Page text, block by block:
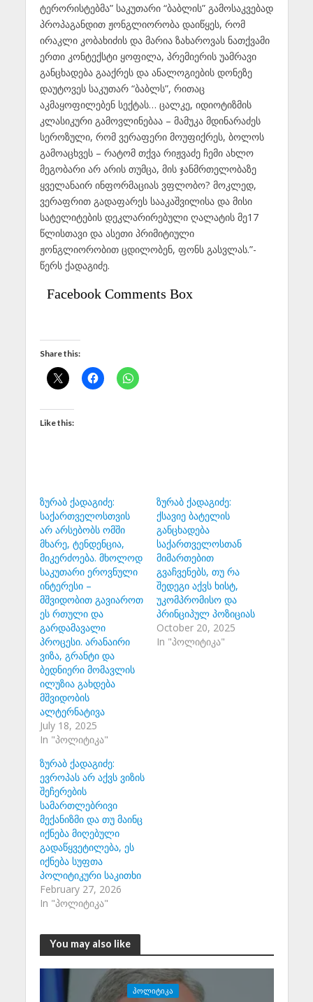
ტერორისტებმა” საკუთარი “ბაბლის” გამოსაკვებად
პროპაგანდით ჟონგლიორობა დაიწყეს, რომ
ირაკლი კობახიძის და მარია ზახაროვას ნათქვამი
ერთი კონტექსტი ყოფილა, პრემიერის უამრავი
განცხადება გააქრეს და ანალოგიების დონეზე
დაუტოვეს საკუთარ “ბაბლს”, რითაც
აკმაყოფილებენ სექტას… ცალკე, იდიოტიზმის
კლასიკური გამოვლინებაა – მამუკა მდინარაძეს
სეროზული, რომ ვერაფერი მოუფიქრეს, ბოლოს
გამოაცხვეს – რატომ თქვა რიჟვაძე ჩემი ახლო
მეგობარი არ არის თუმცა, მის ჯანმრთელობაზე
ყველანაირ ინფორმაციას ვფლობო? მოკლედ,
ვერაფრით გადაფარეს სააკაშვილისა და მისი
სატელიტების დეკლარირებული ღალატის მე17
წლისთავი და ასეთი პრიმიტიული
ჟონგლიორობით ცდილობენ, ფონს გასვლას.”-
წერს ქადაგიძე.
Facebook Comments Box
Share this:
Like this:
ზურაბ ქადაგიძე:
საქართველოსთვის
არ არსებობს ომში
მხარე, ტენდენცია,
მიკერძოება. მხოლოდ
საკუთარი ეროვნული
ინტერესი –
მშვიდობით გავიაროთ
ეს რთული და
გარდამავალი
პროცესი. არანაირი
ვიზა, გრანტი და
ბედნიერი მომავლის
ილუზია გახდება
მშვიდობის
ალტერნატივა
July 18, 2025
In "პოლიტიკა"
ზურაბ ქადაგიძე:
ქსავიე ბატელის
განცხადება
საქართველოსთან
მიმართებით
გვაჩვენებს, თუ რა
შედეგი აქვს ხისტ,
უკომპრომისო და
პრინციპულ პოზიციას
October 20, 2025
In "პოლიტიკა"
ზურაბ ქადაგიძე:
ევროპას არ აქვს ვიზის
შეჩერების
სამართლებრივი
მექანიზმი და თუ მაინც
იქნება მიღებული
გადაწყვეტილება, ეს
იქნება სუფთა
პოლიტიკური საკითხი
February 27, 2026
In "პოლიტიკა"
You may also like
ᲞᲝᲚᲘᲢᲘᲙᲐ